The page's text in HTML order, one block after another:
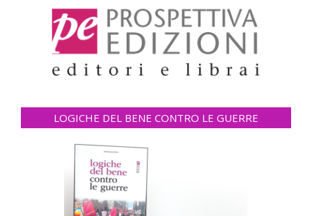
LOGICHE DEL BENE CONTRO LE GUERRE